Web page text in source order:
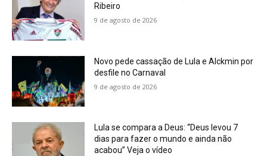
Ribeiro
9 de agosto de 2026
Novo pede cassação de Lula e Alckmin por
desfile no Carnaval
9 de agosto de 2026
Lula se compara a Deus: “Deus levou 7
dias para fazer o mundo e ainda não
acabou” Veja o vídeo